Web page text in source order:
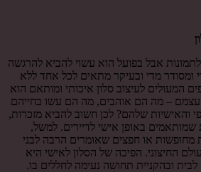
לתמונות אבל בפועל הוא עשוי להביא להרגשה
ומסודר מדי ובעיקר מתאים לכל אחד ללא
המעולים לעיצוב סלון איכותי ומותאם הוא
– מה הם אוהבים, מה הם עשו בחייהם
והאישיות שלהם? לכן חשוב להביא מזכרות,
שמותאמים באופן אישי לדיירים. למשל,
מחופשות או חפצים שאומרים הרבה לבני
החיצוני. הפיכה של הסלון לאישי היא
ובהקניית תחושה נעימה לחללים בו.